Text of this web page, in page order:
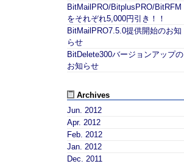
BitMailPRO/BitplusPRO/BitRFM
をそれぞれ5,000円引き！！
BitMailPRO7.5.0提供開始のお知
らせ
BitDelete300バージョンアップの
お知らせ
Archives
Jun. 2012
Apr. 2012
Feb. 2012
Jan. 2012
Dec. 2011